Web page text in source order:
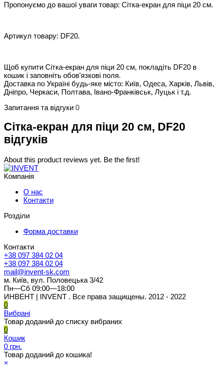
Пропонуємо до вашої уваги товар: Сітка-екран для піци 20 см.
Артикул товару: DF20.
Щоб купити Сітка-екран для піци 20 см, покладіть DF20 в
кошик і заповніть обов'язкові поля.
Доставка по Україні будь-яке місто: Київ, Одеса, Харків, Львів,
Дніпро, Черкаси, Полтава, Івано-Франківськ, Луцьк і т.д.
Запитання та відгуки 0
Сітка-екран для піци 20 см, DF20
відгуків
About this product reviews yet. Be the first!
Компанія
О нас
Контакти
Розділи
Форма доставки
Контакти
+38 097 384 02 04
+38 097 384 02 04
mail@invent-sk.com
м. Київ, вул. Половецька 3/42
Пн—Сб 09:00—18:00
ИНВЕНТ | INVENT . Все права защищены. 2012 - 2022
0
Вибрані
Товар доданий до списку вибраних
0
Кошик
0 грн.
Товар доданий до кошика!
×